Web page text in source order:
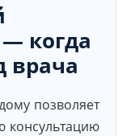
когда
врача
позволяет
консультацию